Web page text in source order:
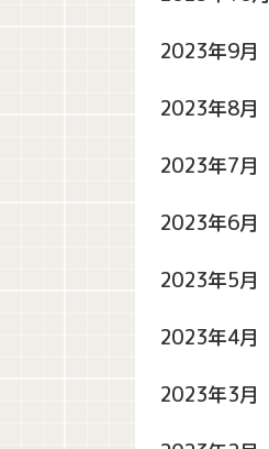
2023年9月
2023年8月
2023年7月
2023年6月
2023年5月
2023年4月
2023年3月